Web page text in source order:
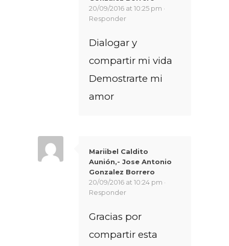
20/09/2016 at 10:25 pm ·
Responder
Dialogar y
compartir mi vida
Demostrarte mi
amor
Mariibel Caldito
Aunión,- Jose Antonio
Gonzalez Borrero
20/09/2016 at 10:24 pm ·
Responder
Gracias por
compartir esta